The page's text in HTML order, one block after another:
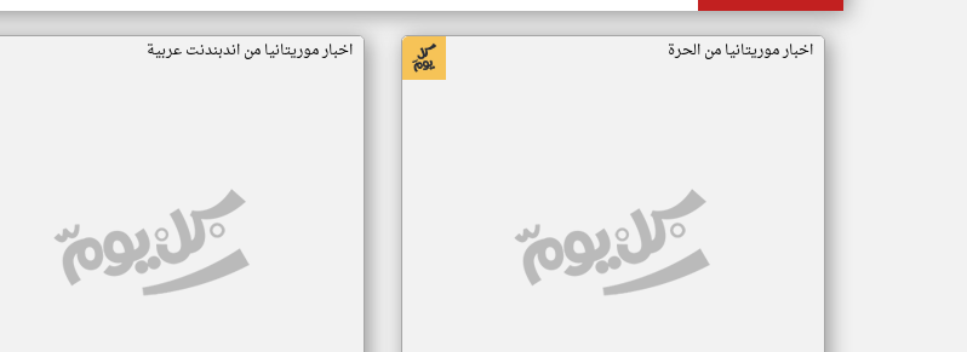
اخبار موريتانيا من الحرة اخبار موريتانيا من اندبندنت عربية